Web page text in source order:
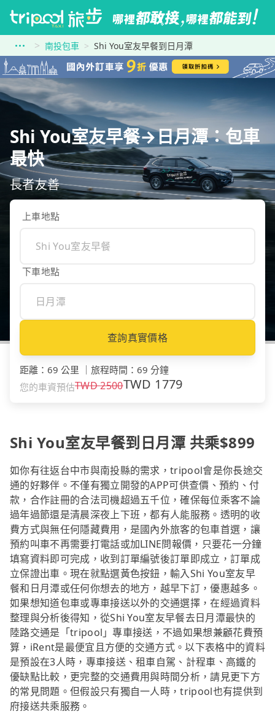
南投包車 Shi You室友早餐到日月潭
Shi You室友早餐→日月潭：包車
最快
長者友善
上車地點
下車地點
查詢真實價格
距離 ： 69 公里 旅程時間 ： 69 分鐘
您的車資預估TWD2500TWD 1779
Shi You室友早餐到日月潭 共乘$899
如你有往返台中市與南投縣的需求，tripool會是你長途交
通的好夥伴。不僅有獨立開發的APP可供查價、預約、付
款，合作註冊的合法司機超過五千位，確保每位乘客不論
過年過節還是清晨深夜上下班，都有人能服務。透明的收
費方式與無任何隱藏費用，是國內外旅客的包車首選，讓
預約叫車不再需要打電話或加LINE問報價，只要花一分鐘
填寫資料即可完成，收到訂單編號後訂單即成立，訂單成
立保證出車。現在就點選黃色按鈕，輸入Shi You室友早
餐和日月潭或任何你想去的地方，越早下訂，優惠越多。
如果想知道包車或專車接送以外的交通選擇，在經過資料
整理與分析後得知，從Shi You室友早餐去日月潭最快的
陸路交通是「tripool」專車接送，不過如果想兼顧花費預
算，iRent是最便宜且方便的交通方式。以下表格中的資料
是預設在3人時，專車接送、租車自駕、計程車、高鐵的
優缺點比較，更完整的交通費用與時間分析，請見更下方
的常見問題。但假設只有獨自一人時，tripool也有提供到
府接送共乘服務。